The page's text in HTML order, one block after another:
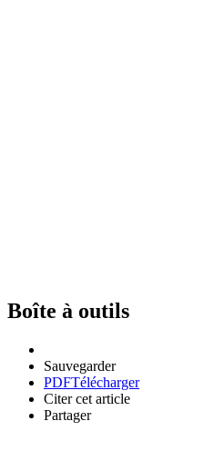
Boîte à outils
Sauvegarder
PDFTélécharger
Citer cet article
Partager